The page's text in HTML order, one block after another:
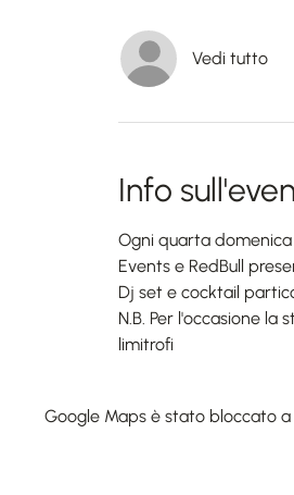
Vedi tutto
Info
Ogni quarta domenica
Events e RedBull
Dj set e cocktail
N.B. Per l'occasione
limitrofi
Google Maps è stato bloccato